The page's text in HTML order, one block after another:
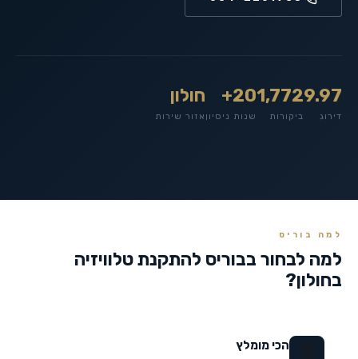
9.97
דירוג
1,772
ביקורות
20+
שנות ניסיון
חולון
אזור שירות
למה בוריס
למה לבחור בבוריס להתקנת טלוויזיה
בחולון?
הכי מומלץ